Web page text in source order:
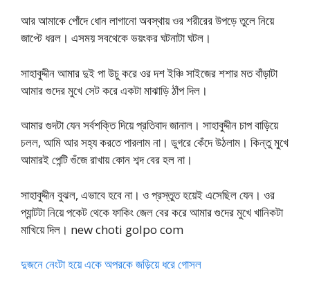
আর আমাকে পোঁদে ধোন লাগানো অবস্থায় ওর শরীরের উপড়ে তুলে নিয়ে
জাপ্টে ধরল। এসময় সবথেকে ভয়ংকর ঘটনাটা ঘটল।
সাহাবুদ্দীন আমার দুই পা উচু করে ওর দশ ইঞ্চি সাইজের শশার মত বাঁড়াটা
আমার গুদের মুখে সেট করে একটা মাঝাড়ি ঠাঁপ দিল।
আমার গুদটা যেন সর্বশক্তি দিয়ে প্রতিবাদ জানাল। সাহাবুদ্দীন চাপ বাড়িয়ে
চলল, আমি আর সহ্য করতে পারলাম না। ডুগরে কেঁদে উঠলাম। কিন্তু মুখে
আমারই পেন্টি গুঁজে রাখায় কোন শব্দ বের হল না।
সাহাবুদ্দীন বুঝল, এভাবে হবে না। ও প্রস্তুত হয়েই এসেছিল যেন। ওর
প্যান্টটা নিয়ে পকেট থেকে ফাকিং জেল বের করে আমার গুদের মুখে খানিকটা
মাখিয়ে দিল। new choti golpo com
দুজনে নেংটা হয়ে একে অপরকে জড়িয়ে ধরে গোসল